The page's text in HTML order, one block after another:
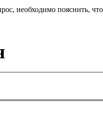
необходимо пояснить,